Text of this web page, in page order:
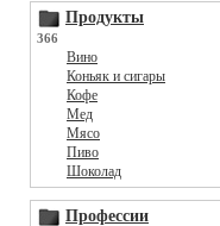
Продукты
366
Вино
Коньяк и сигары
Кофе
Мед
Мясо
Пиво
Шоколад
Профессии